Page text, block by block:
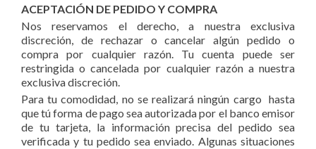
ACEPTACIÓN DE PEDIDO Y COMPRA
Nos reservamos el derecho, a nuestra exclusiva
discreción, de rechazar o cancelar algún pedido o
compra por cualquier razón. Tu cuenta puede ser
restringida o cancelada por cualquier razón a nuestra
exclusiva discreción.
Para tu comodidad, no se realizará ningún cargo hasta
que tú forma de pago sea autorizada por el banco emisor
de tu tarjeta, la información precisa del pedido sea
verificada y tu pedido sea enviado. Algunas situaciones